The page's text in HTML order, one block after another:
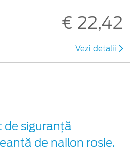
€ 22,42
Vezi detalii
de siguranţă
de nailon roșie,